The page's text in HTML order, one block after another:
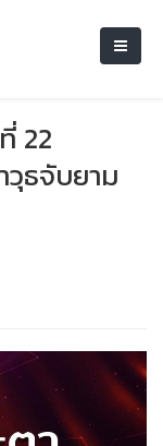
22
วุธจับยาม